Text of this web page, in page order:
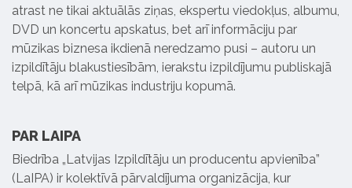
atrast ne tikai aktuālās ziņas, ekspertu viedokļus, albumu,
DVD un koncertu apskatus, bet arī informāciju par
mūzikas biznesa ikdienā neredzamo pusi – autoru un
izpildītāju blakustiesībām, ierakstu izpildījumu publiskajā
telpā, kā arī mūzikas industriju kopumā.
PAR LAIPA
Biedrība „Latvijas Izpildītāju un producentu apvienība”
(LaIPA) ir kolektīvā pārvaldījuma organizācija, kur